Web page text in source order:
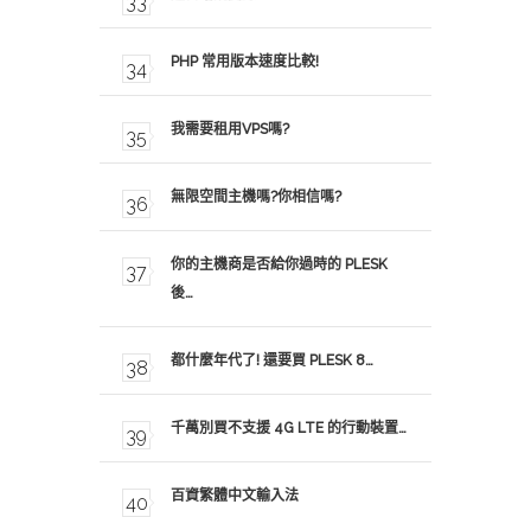
PHP 常用版本速度比較!
我需要租用VPS嗎?
無限空間主機嗎?你相信嗎?
你的主機商是否給你過時的 PLESK
後…
都什麼年代了! 還要買 PLESK 8…
千萬別買不支援 4G LTE 的行動裝置…
百資繁體中文輸入法